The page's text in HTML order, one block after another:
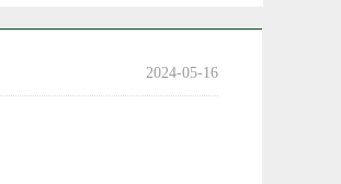
2024-05-16